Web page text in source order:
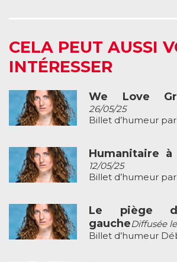
CELA PEUT AUSSI
INTÉRESSER
We Love
26/05/25
Billet d’humeur
Humanitaire à
12/05/25
Billet d’humeur
Le piège
gaucheDiffusée
Billet d’humeur